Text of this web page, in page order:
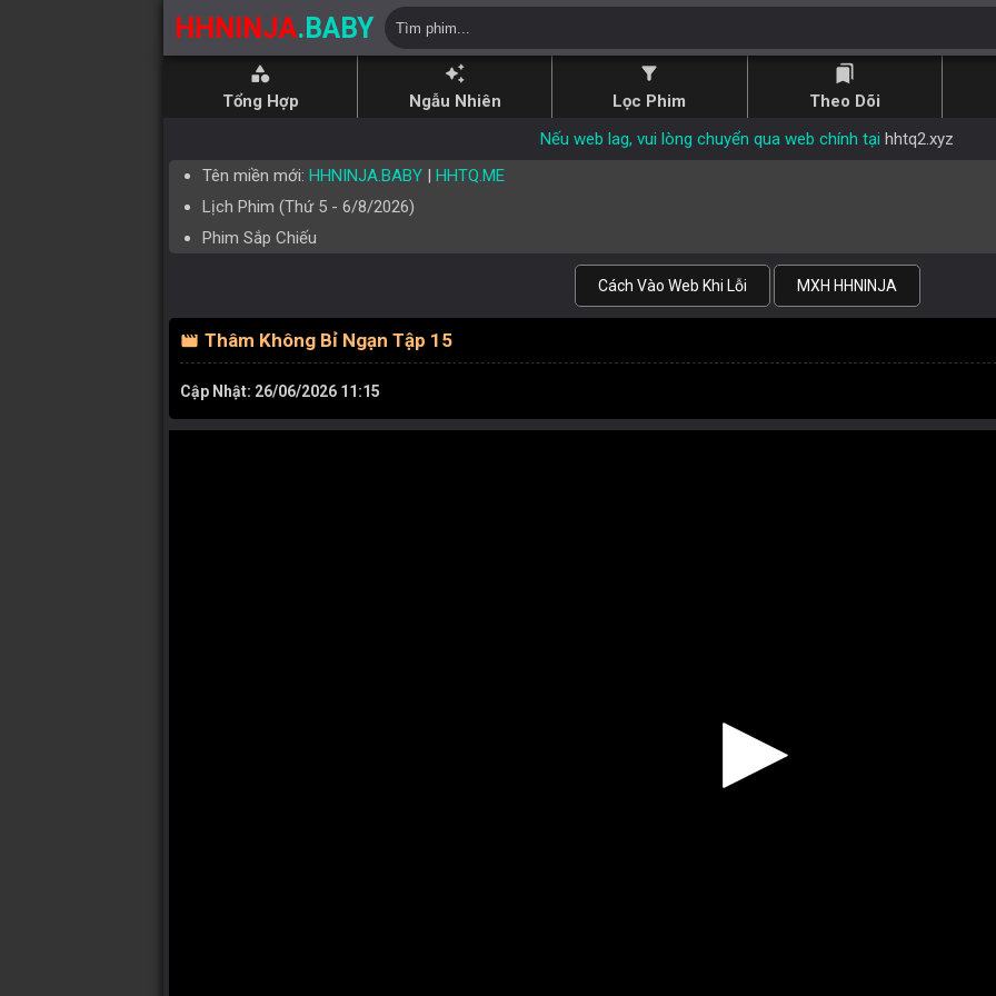
HHNINJA.BABY
category
Tổng Hợp
auto_awesome
Ngẫu Nhiên
filter_alt
Lọc Phim
bookmarks
Theo Dõi
Nếu web lag, vui lòng chuyển qua web chính tại hhtq2.xyz
Tên miền mới: HHNINJA.BABY | HHTQ.ME
Lịch Phim (Thứ 5 - 6/8/2026)
Phim Sắp Chiếu
Cách Vào Web Khi Lỗi MXH HHNINJA
movie Thâm Không Bỉ Ngạn Tập 15
Cập Nhật: 26/06/2026 11:15